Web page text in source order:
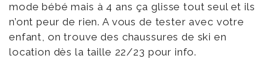
mode bébé mais à 4 ans ça glisse tout seul et ils
n’ont peur de rien. A vous de tester avec votre
enfant, on trouve des chaussures de ski en
location dès la taille 22/23 pour info.